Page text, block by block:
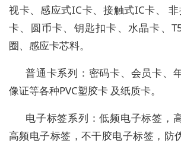
视卡、感应式IC卡、接触式IC卡、
卡、圆币卡、钥匙扣卡、水晶卡、
圈、感应卡芯料。
普通卡系列：密码卡、会员卡、
像证等各种PVC塑胶卡 及纸质卡。
电子标签系列：低频电子标签，
高频电子标签，不干胶电子标签，防